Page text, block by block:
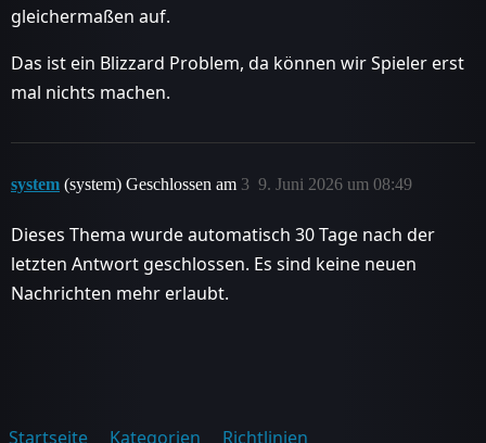
gleichermaßen auf.
Das ist ein Blizzard Problem, da können wir Spieler erst
mal nichts machen.
system (system) Geschlossen am 9. Juni 2026 um 08:49
3
Dieses Thema wurde automatisch 30 Tage nach der
letzten Antwort geschlossen. Es sind keine neuen
Nachrichten mehr erlaubt.
Startseite Kategorien Richtlinien